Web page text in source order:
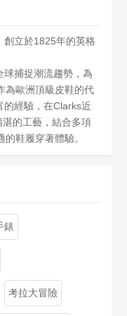
創立於1825年的英格
球捕捉潮流趨勢，為
為歐洲頂級皮鞋的代
的經驗，在Clarks近
的工藝，結合多項
鞋履穿著體驗。
錶
考拉大冒險